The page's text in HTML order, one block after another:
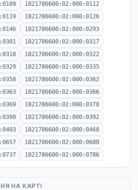
1821786600:02:000:0112
1821786600:02:000:0126
1821786600:02:000:0293
1821786600:02:000:0317
1821786600:02:000:0322
1821786600:02:000:0335
1821786600:02:000:0362
1821786600:02:000:0366
1821786600:02:000:0378
1821786600:02:000:0392
1821786600:02:000:0468
1821786600:02:000:0680
1821786600:02:000:0786
НА КАРТІ